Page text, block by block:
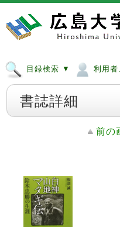
目録検索 ▼ 利用
書誌詳細
前の